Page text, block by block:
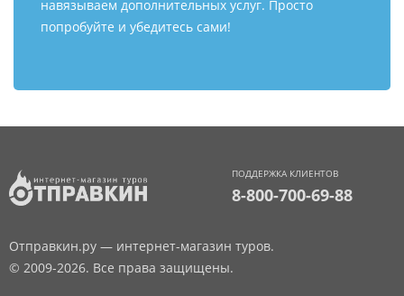
навязываем дополнительных услуг. Просто
попробуйте и убедитесь сами!
ПОДДЕРЖКА КЛИЕНТОВ
8-800-700-69-88
Отправкин.ру — интернет-магазин туров.
© 2009-2026. Все права защищены.